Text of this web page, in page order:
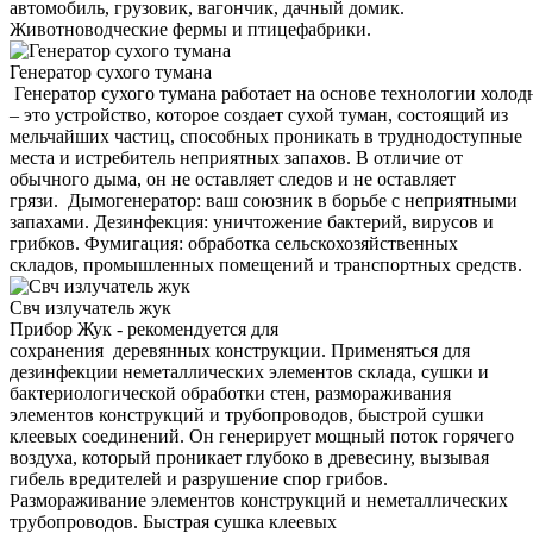
автомобиль, грузовик, вагончик, дачный домик.
Животноводческие фермы и птицефабрики.
Генератор сухого тумана
Генератор сухого тумана работает на основе технологии
– это устройство, которое создает сухой туман, состоящий из
мельчайших частиц, способных проникать в труднодоступные
места и истребитель неприятных запахов. В отличие от
обычного дыма, он не оставляет следов и не оставляет
грязи. Дымогенератор: ваш союзник в борьбе с неприятными
запахами. Дезинфекция: уничтожение бактерий, вирусов и
грибков. Фумигация: обработка сельскохозяйственных
складов, промышленных помещений и транспортных средств.
Свч излучатель жук
Прибор Жук - рекомендуется для
сохранения деревянных конструкции. Применяться для
дезинфекции неметаллических элементов склада, сушки и
бактериологической обработки стен, размораживания
элементов конструкций и трубопроводов, быстрой сушки
клеевых соединений. Он генерирует мощный поток горячего
воздуха, который проникает глубоко в древесину, вызывая
гибель вредителей и разрушение спор грибов.
Размораживание элементов конструкций и неметаллических
трубопроводов. Быстрая сушка клеевых